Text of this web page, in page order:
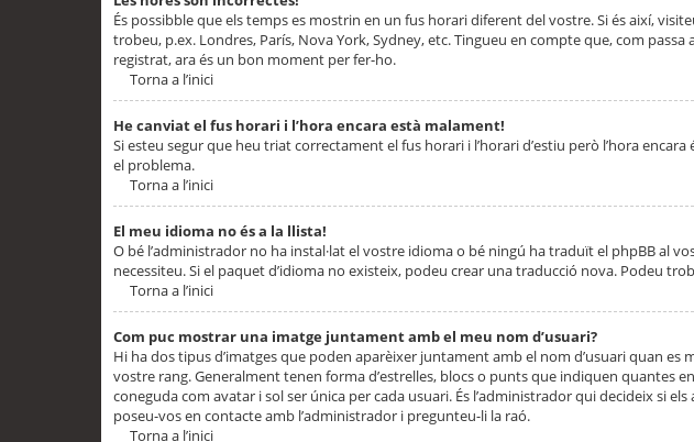
És possibble que els temps es mostrin en un fus horari diferent del vostre. Si és així,
trobeu, p.ex. Londres, París, Nova York, Sydney, etc. Tingueu en compte que, com
registrat, ara és un bon moment per fer-ho.
Torna a l’inici
He canviat el fus horari i l’hora encara està malament!
Si esteu segur que heu triat correctament el fus horari i l’horari d’estiu però l’hora
el problema.
Torna a l’inici
El meu idioma no és a la llista!
O bé l’administrador no ha instal·lat el vostre idioma o bé ningú ha traduït el phpBB al
necessiteu. Si el paquet d’idioma no existeix, podeu crear una traducció nova. Podeu
Torna a l’inici
Com puc mostrar una imatge juntament amb el meu nom d’usuari?
Hi ha dos tipus d’imatges que poden aparèixer juntament amb el nom d’usuari quan
vostre rang. Generalment tenen forma d’estrelles, blocs o punts que indiquen quantes
coneguda com avatar i sol ser única per cada usuari. És l’administrador qui decideix si
poseu-vos en contacte amb l’administrador i pregunteu-li la raó.
Torna a l’inici